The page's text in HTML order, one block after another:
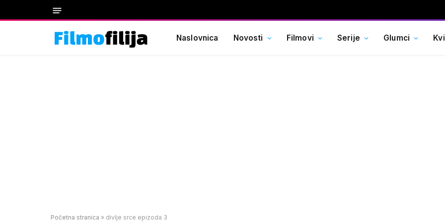
Naslovnica Novosti Filmovi Serije Glumci
Početna stranica » divlje srce epizoda 3